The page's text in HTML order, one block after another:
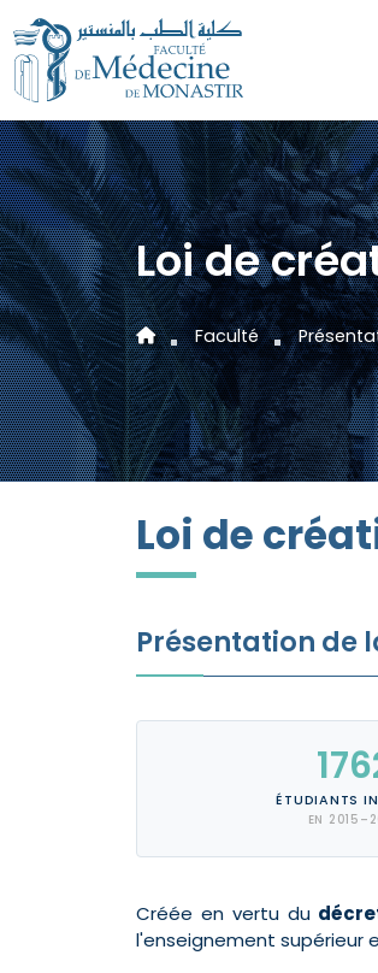
Loi de
Faculté
Loi de
Présentation de
ÉTUDIANTS
EN
Créée en vertu du
l'enseignement supérieur